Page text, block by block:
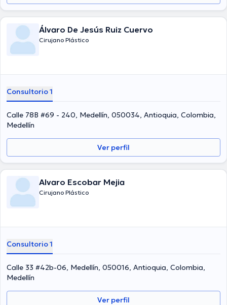
Álvaro De Jesús Ruiz Cuervo
Cirujano Plástico
Consultorio 1
Calle 78B #69 - 240, Medellín, 050034, Antioquia, Colombia,
Medellín
Ver perfil
Alvaro Escobar Mejia
Cirujano Plástico
Consultorio 1
Calle 33 #42b-06, Medellín, 050016, Antioquia, Colombia,
Medellín
Ver perfil